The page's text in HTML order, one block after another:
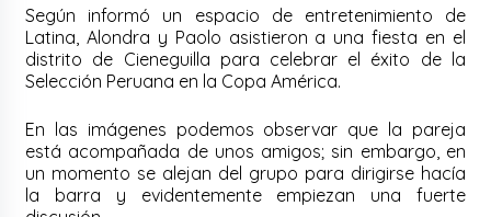
Según informó un espacio de entretenimiento de
Latina, Alondra y Paolo asistieron a una fiesta en el
distrito de Cieneguilla para celebrar el éxito de la
Selección Peruana en la Copa América.
En las imágenes podemos observar que la pareja
está acompañada de unos amigos; sin embargo, en
un momento se alejan del grupo para dirigirse hacía
la barra y evidentemente empiezan una fuerte